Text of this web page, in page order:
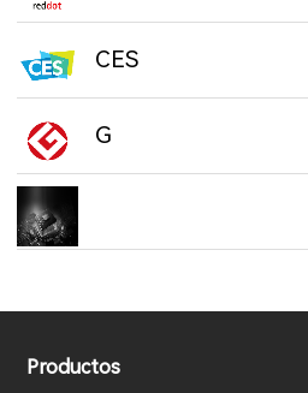
CES
G
Productos